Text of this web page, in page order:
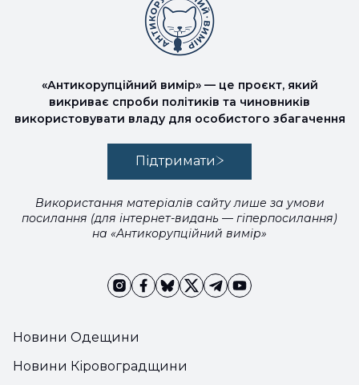
Новини Одещини
Новини Кіровоградщини
«Антикорупційний вимір» — це проєкт, який
викриває спроби політиків та чиновників
використовувати владу для особистого збагачення
Підтримати
Використання матеріалів сайту лише за умови
посилання (для інтернет-видань — гіперпосилання)
на «Антикорупційний вимір»